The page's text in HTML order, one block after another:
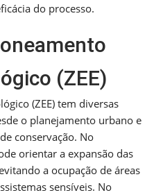
do processo.
(ZEE)
(ZEE) tem diversas
o planejamento urbano e
conservação. No
orientar a expansão das
a ocupação de áreas
sensíveis. No